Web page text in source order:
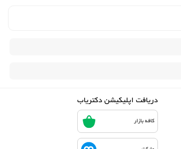
دریافت اپلیکیشن دکتریاب
کافه بازار